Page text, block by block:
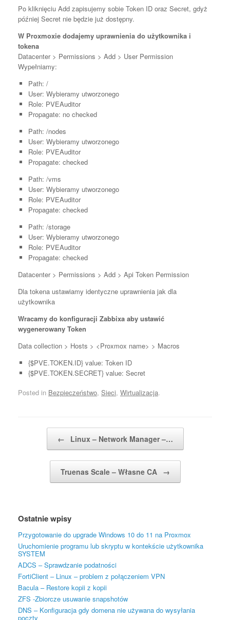
Po kliknięciu Add zapisujemy sobie Token ID oraz Secret, gdyż
później Secret nie będzie już dostępny.
W Proxmoxie dodajemy uprawnienia do użytkownika i
tokena
Datacenter > Permissions > Add > User Permission
Wypełniamy:
Path: /
User: Wybieramy utworzonego
Role: PVEAuditor
Propagate: no checked
Path: /nodes
User: Wybieramy utworzonego
Role: PVEAuditor
Propagate: checked
Path: /vms
User: Wybieramy utworzonego
Role: PVEAuditor
Propagate: checked
Path: /storage
User: Wybieramy utworzonego
Role: PVEAuditor
Propagate: checked
Datacenter > Permissions > Add > Api Token Permission
Dla tokena ustawiamy identyczne uprawnienia jak dla
użytkownika
Wracamy do konfiguracji Zabbixa aby ustawić
wygenerowany Token
Data collection > Hosts > <Proxmox name> > Macros
{$PVE.TOKEN.ID} value: Token ID
{$PVE.TOKEN.SECRET} value: Secret
Posted in Bezpieczeństwo, Sieci, Wirtualizacja.
Post navigation
← Linux – Network Manager –…
Truenas Scale – Własne CA →
Ostatnie wpisy
Przygotowanie do upgrade Windows 10 do 11 na Proxmox
Uruchomienie programu lub skryptu w kontekście użytkownika
SYSTEM
ADCS – Sprawdzanie podatności
FortiClient – Linux – problem z połączeniem VPN
Bacula – Restore kopii z kopii
ZFS -Zbiorcze usuwanie snapshotów
DNS – Konfiguracja gdy domena nie używana do wysyłania
poczty